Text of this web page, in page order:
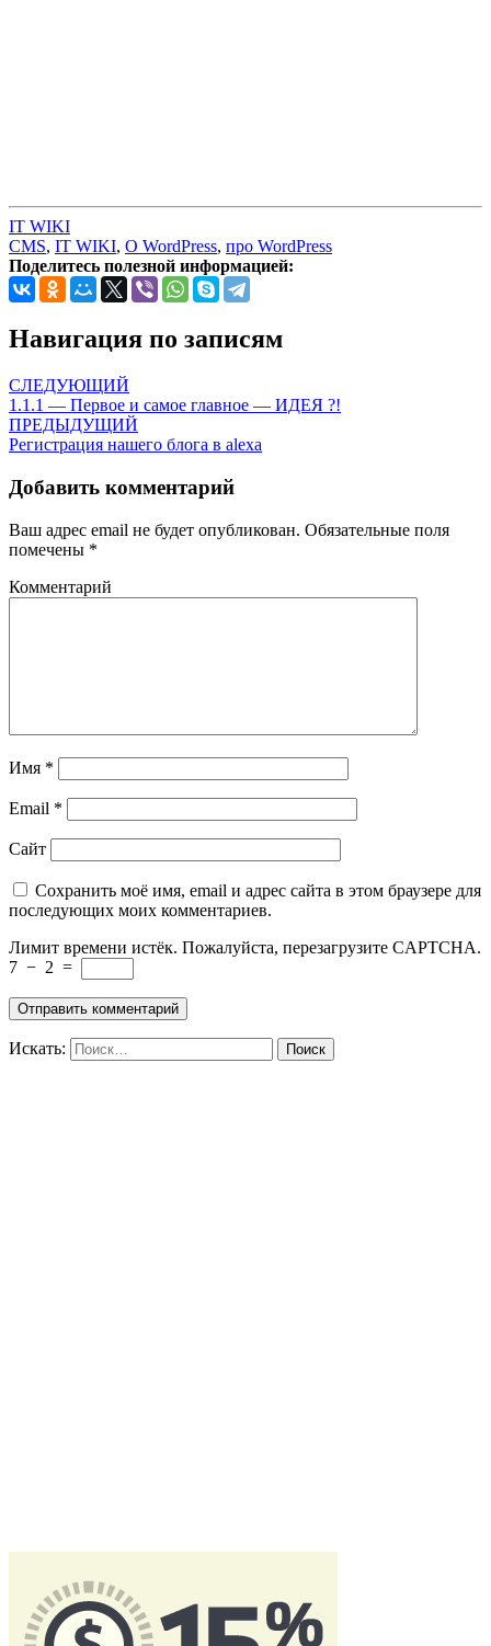
IT WIKI
CMS, IT WIKI, О WordPress, про WordPress
Поделитесь полезной информацией:
Навигация по записям
СЛЕДУЮЩИЙ
1.1.1 — Первое и самое главное — ИДЕЯ ?!
ПРЕДЫДУЩИЙ
Регистрация нашего блога в alexa
Добавить комментарий
Ваш адрес email не будет опубликован. Обязательные поля
помечены *
Комментарий
Имя *
Email *
Сайт
Сохранить моё имя, email и адрес сайта в этом браузере для
последующих моих комментариев.
Лимит времени истёк. Пожалуйста, перезагрузите CAPTCHA.
7 − 2 =
Искать: Поиск